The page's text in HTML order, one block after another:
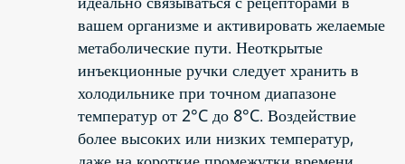
вашем организме и активировать желаемые
метаболические пути. Неоткрытые
инъекционные ручки следует хранить в
холодильнике при точном диапазоне
температур от 2°C до 8°C. Воздействие
более высоких или низких температур,